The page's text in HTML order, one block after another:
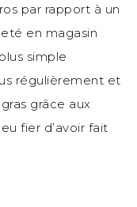
par rapport à un
en magasin
simple
régulièrement et
grâce aux
fier d’avoir fait